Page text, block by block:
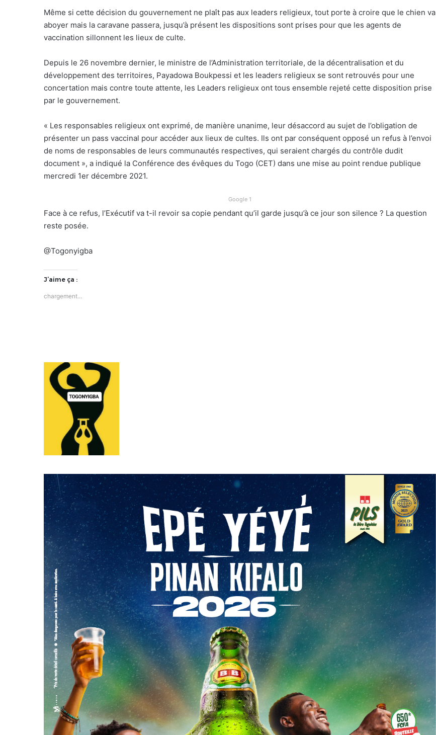
Même si cette décision du gouvernement ne plaît pas aux leaders religieux, tout porte à croire que le chien va
aboyer mais la caravane passera, jusqu’à présent les dispositions sont prises pour que les agents de
vaccination sillonnent les lieux de culte.
Depuis le 26 novembre dernier, le ministre de l’Administration territoriale, de la décentralisation et du
développement des territoires, Payadowa Boukpessi et les leaders religieux se sont retrouvés pour une
concertation mais contre toute attente, les Leaders religieux ont tous ensemble rejeté cette disposition prise
par le gouvernement.
« Les responsables religieux ont exprimé, de manière unanime, leur désaccord au sujet de l’obligation de
présenter un pass vaccinal pour accéder aux lieux de cultes. Ils ont par conséquent opposé un refus à l’envoi
de noms de responsables de leurs communautés respectives, qui seraient chargés du contrôle dudit
document », a indiqué la Conférence des évêques du Togo (CET) dans une mise au point rendue publique
mercredi 1er décembre 2021.
Google 1
Face à ce refus, l’Exécutif va t-il revoir sa copie pendant qu’il garde jusqu’à ce jour son silence ? La question
reste posée.
@Togonyigba
J’aime ça :
chargement…